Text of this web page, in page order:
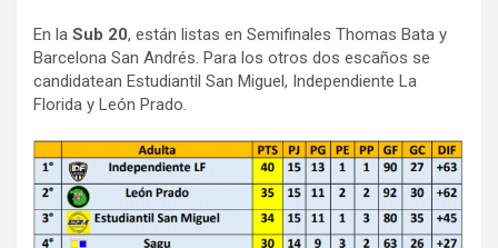
En la Sub 20, están listas en Semifinales Thomas Bata y
Barcelona San Andrés. Para los otros dos escaños se
candidatean Estudiantil San Miguel, Independiente La
Florida y León Prado.